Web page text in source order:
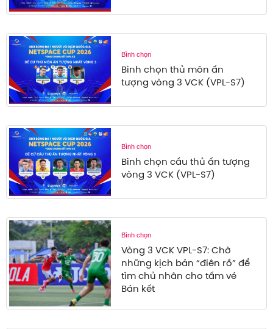
Bình chọn
Bình chọn thủ môn ấn
tượng vòng 3 VCK (VPL-S7)
Bình chọn
Bình chọn cầu thủ ấn tượng
vòng 3 VCK (VPL-S7)
Bình chọn
Vòng 3 VCK VPL-S7: Chờ
những kịch bản “điên rồ” để
tìm chủ nhân cho tấm vé
Bán kết